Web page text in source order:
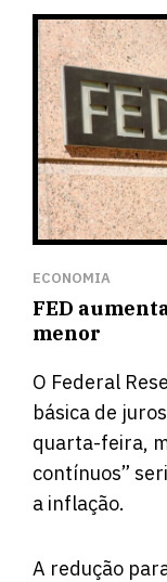
ECONOMIA
FED
menor
O Federal
básica de
quarta-feira,
contínuos”
a inflação.
A redução